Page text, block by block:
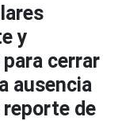
y
cerrar
ausencia
de